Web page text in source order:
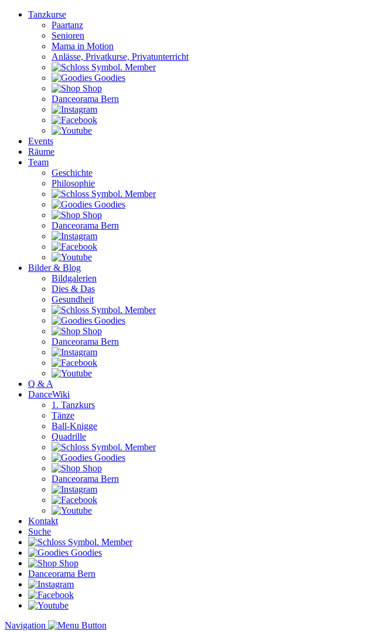
Tanzkurse
Paartanz
Senioren
Mama in Motion
Anlässe, Privatkurse, Privatunterricht
Member
Goodies
Shop
Danceorama Bern
Events
Räume
Team
Geschichte
Philosophie
Member
Goodies
Shop
Danceorama Bern
Bilder & Blog
Bildgalerien
Dies & Das
Gesundheit
Member
Goodies
Shop
Danceorama Bern
Q & A
DanceWiki
1. Tanzkurs
Tänze
Ball-Knigge
Quadrille
Member
Goodies
Shop
Danceorama Bern
Kontakt
Suche
Member
Goodies
Shop
Danceorama Bern
Navigation